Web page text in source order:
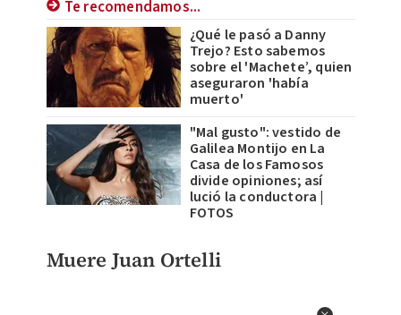
Te recomendamos...
¿Qué le pasó a Danny
Trejo? Esto sabemos
sobre el 'Machete’, quien
aseguraron 'había
muerto'
"Mal gusto": vestido de
Galilea Montijo en La
Casa de los Famosos
divide opiniones; así
lució la conductora |
FOTOS
Muere Juan Ortelli